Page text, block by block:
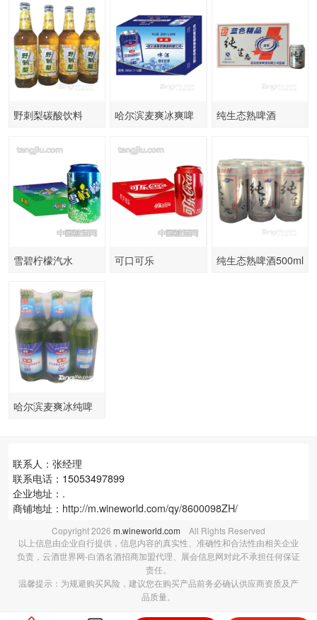
野刺梨碳酸饮料
哈尔滨麦爽冰爽啤
纯生态熟啤酒
雪碧柠檬汽水 可口可乐 纯生态熟啤酒500ml
哈尔滨麦爽冰纯啤
联系人：张经理
联系电话：15053497899
企业地址：.
商铺地址： http://m.wineworld.com/qy/8600098ZH/
Copyright2026 m.wineworld.com All Rights Reserved
以上信息由企业自行提供，信息内容的真实性、准确性和合法性由相关企业
负责，云酒世界网-白酒名酒招商加盟代理、展会信息网对此不承担任何保证
责任。
温馨提示：为规避购买风险，建议您在购买产品前务必确认供应商资质及产
品质量。